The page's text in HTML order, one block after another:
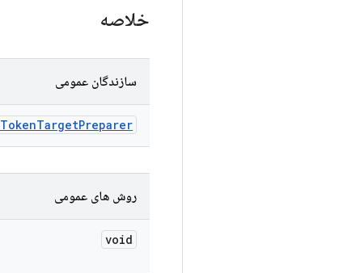
خلاصه
سازندگان عمومی
TokenTargetPreparer
روش های عمومی
void